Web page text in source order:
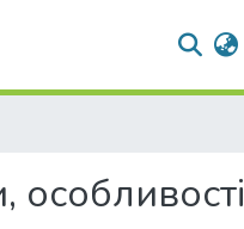
особливості